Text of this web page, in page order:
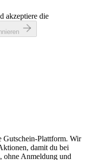
akzeptiere die
Gutschein-Plattform. Wir
damit du bei
Anmeldung und